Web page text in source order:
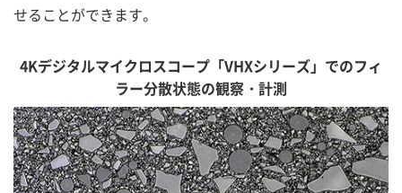
せることができます。
4Kデジタルマイクロスコープ「VHXシリーズ」でのフィ
ラー分散状態の観察・計測